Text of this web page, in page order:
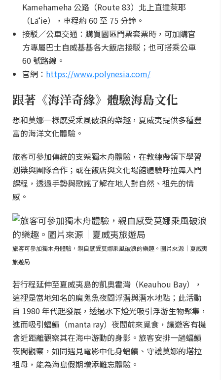
Kamehameha 公路（Route 83）北上直達萊耶
（Lāʻie），車程約 60 至 75 分鐘。
接駁／公車交通：購買園區門票套票時，可加購官
方專屬巴士自威基基各大飯店接駁；也可搭乘公車
60 號路線。
官網： https://www.polynesia.com/
跟著《海洋奇緣》體驗海島文化
想和莫娜一樣感受乘風破浪的樂趣，夏威夷提供多種豐
富的海洋文化體驗。
旅客可參加傳統的支架獨木舟體驗，在教練帶領下學習
划槳與團隊合作；或在飯店與文化場館體驗呼拉舞入門
課程，透過手勢與歌謠了解在地人對自然、祖先的情
感。
旅客可參加獨木舟體驗，親自感受莫娜乘風破浪的樂趣。圖片來源｜夏威夷
旅遊局
若行程延伸至夏威夷島的凱奧霍灣（Keauhou Bay），
這裡是當地知名的魔鬼魚夜間浮潛與潛水地點；此活動
自 1980 年代起發展，透過水下燈光吸引浮游生物聚集，
進而吸引蝠鱝（manta ray）夜間前來覓食，讓遊客有機
會近距離觀察其在海中游動的身影。旅客安排一趟蝠鱝
夜間觀察，如同遇見電影中化身蝠鱝、守護莫娜的塔拉
祖母，能為海島假期增添難忘體驗。